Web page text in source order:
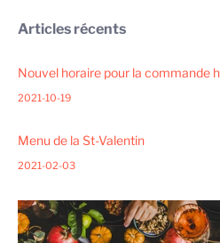
Articles récents
Nouvel horaire pour la commande
2021-10-19
Menu de la St-Valentin
2021-02-03